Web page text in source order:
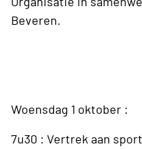
Beveren.
Woensdag 1 oktober :
7u30 : Vertrek aan